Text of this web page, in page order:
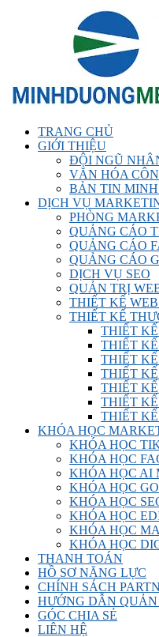
TRANG CHỦ
GIỚI THIỆU
ĐỘI NGŨ
VĂN HÓA
BẢN TIN
DỊCH VỤ
PHÒNG
QUẢNG CÁO
QUẢNG CÁO
QUẢNG CÁO
DỊCH VỤ SEO
QUẢN TRỊ
THIẾT KẾ
THIẾT KẾ
THIẾT
THIẾT
THIẾT
THIẾT
THIẾT
THIẾT
THIẾT
KHÓA HỌC
KHÓA HỌC
KHÓA HỌC
KHÓA HỌC AI
KHÓA HỌC
KHÓA HỌC
KHÓA HỌC
KHÓA HỌC
KHÓA HỌC
THANH TOÁN
HỒ SƠ NĂNG LỰC
CHÍNH SÁCH
HƯỚNG DẪN
GÓC CHIA SẺ
LIÊN HỆ